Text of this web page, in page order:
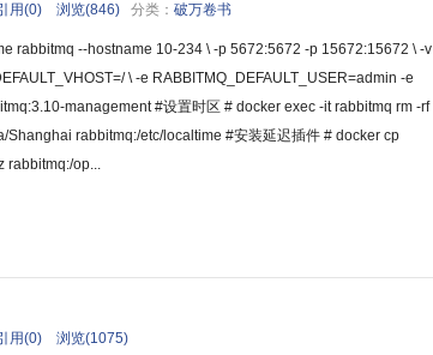
用(0) 浏览(846)分类： 破万卷书
rabbitmq --hostname 10-234 \ -p 5672:5672 -p 15672:15672 \ -v
\ -e RABBITMQ_DEFAULT_USER=admin -e
management #设置时区 # docker exec -it rabbitmq rm -rf
rabbitmq:/etc/localtime #安装延迟插件 # docker cp
rabbitmq:/op...
用(0) 浏览(1075)